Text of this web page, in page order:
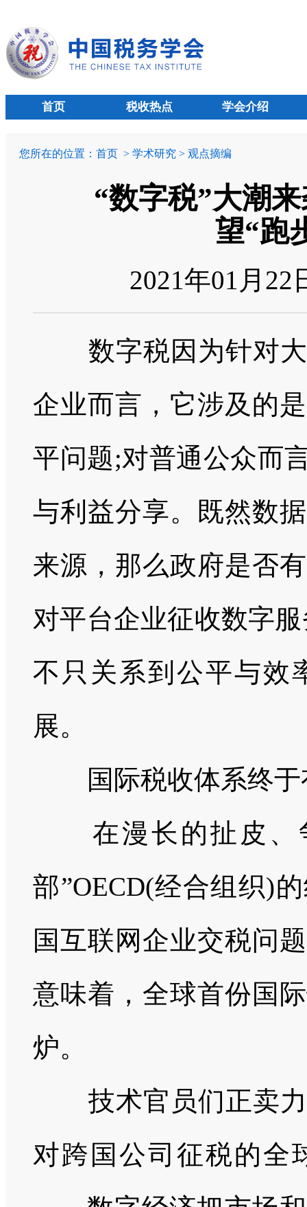
首页 税收热点 学会介绍
您所在的位置： 首页 > 学术研究 > 观点摘编
“数字税”大潮
望“跑
2021年01月22
数字税因为针对
企业而言，它涉及的
平问题;对普通公众而
与利益分享。既然数
来源，那么政府是否
对平台企业征收数字
不只关系到公平与效
展。
国际税收体系终
在漫长的扯皮
部”OECD(经合组织)
国互联网企业交税问
意味着，全球首份国
炉。
技术官员们正卖
对跨国公司征税的全